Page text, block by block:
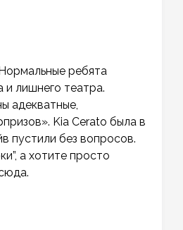
ребята
лишнего театра.
адекватные,
Kia Cerato была в
пустили без вопросов.
а хотите просто